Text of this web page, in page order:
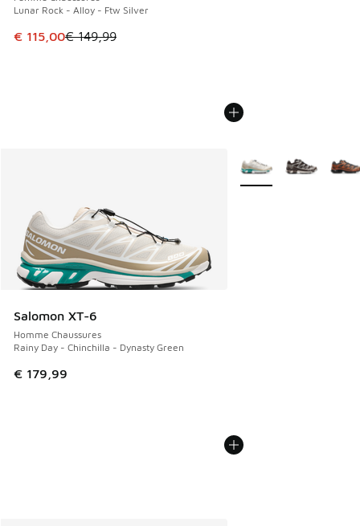
Lunar Rock - Alloy - Ftw Silver
Cet article est en promotion. Prix en baisse de € 149,99 à
€ 115,00€ 149,99
Salomon XT-6
Homme Chaussures
Rainy Day - Chinchilla - Dynasty Green
€ 179,99
Plus de couleurs